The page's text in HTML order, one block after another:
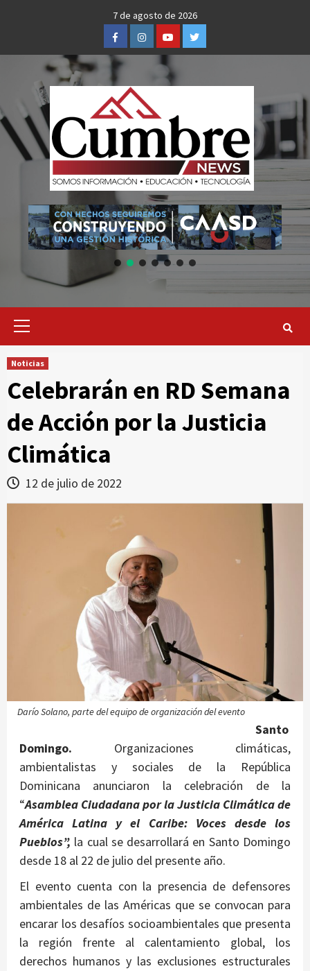
7 de agosto de 2026
FacebookInstagramYoutubeTwitter
Primary
Noticias
Celebrarán en RD Semana
de Acción por la Justicia
Climática
12 de julio de 2022
Darío Solano, parte del equipo de organización del evento
Santo
Domingo. Organizaciones climáticas,
ambientalistas y sociales de la República
Dominicana anunciaron la celebración de la
“Asamblea Ciudadana por la Justicia Climática de
América Latina y el Caribe: Voces desde los
Pueblos”, la cual se desarrollará en Santo Domingo
desde 18 al 22 de julio del presente año.
El evento cuenta con la presencia de defensores
ambientales de las Américas que se convocan para
encarar los desafíos socioambientales que presenta
la región frente al calentamiento global, los
derechos humanos y las exclusiones estructurales